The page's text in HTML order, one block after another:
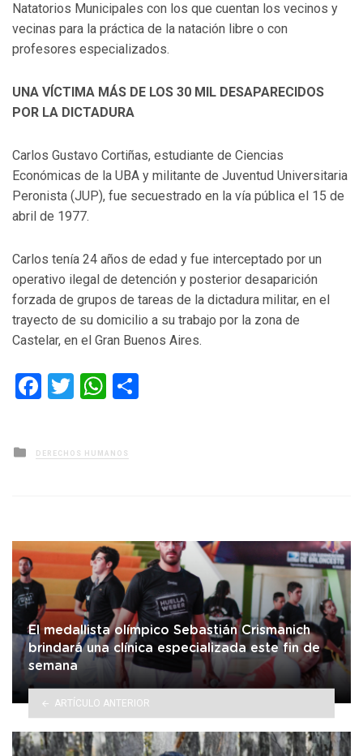
Natatorios Municipales con los que cuentan los vecinos y
vecinas para la práctica de la natación libre o con
profesores especializados.
UNA VÍCTIMA MÁS DE LOS 30 MIL DESAPARECIDOS
POR LA DICTADURA
Carlos Gustavo Cortiñas, estudiante de Ciencias
Económicas de la UBA y militante de Juventud Universitaria
Peronista (JUP), fue secuestrado en la vía pública el 15 de
abril de 1977.
Carlos tenía 24 años de edad y fue interceptado por un
operativo ilegal de detención y posterior desaparición
forzada de grupos de tareas de la dictadura militar, en el
trayecto de su domicilio a su trabajo por la zona de
Castelar, en el Gran Buenos Aires.
Facebook
TwitterWhatsApp
Posted
in
DERECHOS HUMANOS
El medallista olímpico Sebastián Crismanich
brindará una clínica especializada este fin de
semana
ARTÍCULO ANTERIOR